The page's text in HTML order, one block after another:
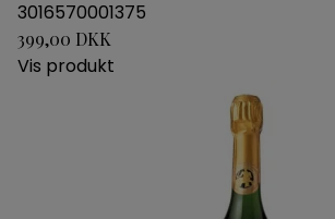
3016570001375
399,00 DKK
Vis produkt